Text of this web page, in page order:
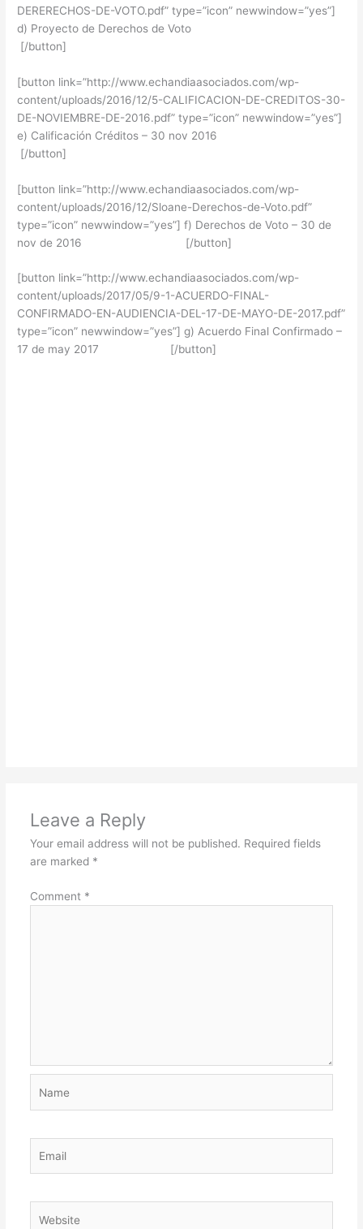
DERERECHOS-DE-VOTO.pdf” type=”icon” newwindow=”yes”]
d) Proyecto de Derechos de Voto
[/button]
[button link=”http://www.echandiaasociados.com/wp-
content/uploads/2016/12/5-CALIFICACION-DE-CREDITOS-30-
DE-NOVIEMBRE-DE-2016.pdf” type=”icon” newwindow=”yes”]
e) Calificación Créditos – 30 nov 2016
[/button]
[button link=”http://www.echandiaasociados.com/wp-
content/uploads/2016/12/Sloane-Derechos-de-Voto.pdf”
type=”icon” newwindow=”yes”] f) Derechos de Voto – 30 de
nov de 2016 [/button]
[button link=”http://www.echandiaasociados.com/wp-
content/uploads/2017/05/9-1-ACUERDO-FINAL-
CONFIRMADO-EN-AUDIENCIA-DEL-17-DE-MAYO-DE-2017.pdf”
type=”icon” newwindow=”yes”] g) Acuerdo Final Confirmado –
17 de may 2017 [/button]
Leave a Reply
Your email address will not be published. Required fields
are marked *
Comment *